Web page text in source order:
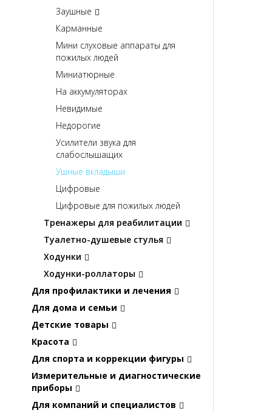
Заушные
Карманные
Мини слуховые аппараты для
пожилых людей
Миниатюрные
На аккумуляторах
Невидимые
Недорогие
Усилители звука для
слабослышащих
Ушные вкладыши
Цифровые
Цифровые для пожилых людей
Тренажеры для реабилитации
Туалетно-душевые стулья
Ходунки
Ходунки-роллаторы
Для профилактики и лечения
Для дома и семьи
Детские товары
Красота
Для спорта и коррекции фигуры
Измерительные и диагностические
приборы
Для компаний и специалистов